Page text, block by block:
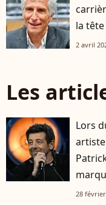
la
2 avril
Les
Lors
28